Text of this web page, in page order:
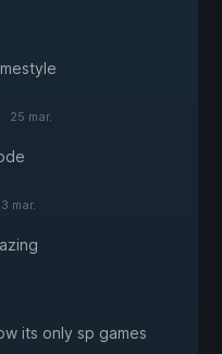
25 mar.
mar.
its only sp games